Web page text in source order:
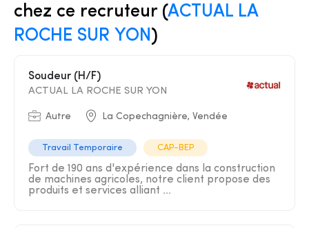
chez ce recruteur (ACTUAL LA
ROCHE SUR YON)
Soudeur (H/F)
ACTUAL LA ROCHE SUR YON
Autre La Copechagnière, Vendée
Travail Temporaire CAP-BEP
Fort de 190 ans d'expérience dans la construction
de machines agricoles, notre client propose des
produits et services alliant ...